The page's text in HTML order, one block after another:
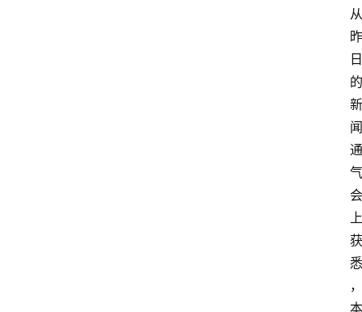
从
昨
日
的
新
闻
通
气
会
上
获
悉
，
本